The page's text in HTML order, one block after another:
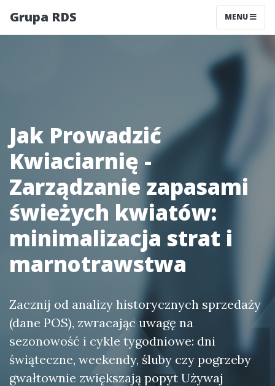
Grupa RDS MENU
Jak Prowadzić
Kwiaciarnię -
Zarządzanie zapasami
świeżych kwiatów:
minimalizacja strat i
marnotrawstwa
Zacznij od analizy historycznych sprzedaży
(dane POS), zwracając uwagę na
sezonowość i cykle tygodniowe: dni
świąteczne, weekendy, śluby czy pogrzeby
gwałtownie zwiększają popyt Używaj